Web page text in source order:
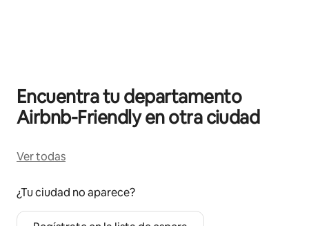
Encuentra tu departamento
Airbnb-Friendly en otra ciudad
Ver todas
¿Tu ciudad no aparece?